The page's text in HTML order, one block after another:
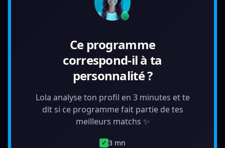
Ce programme
correspond-il à ta
personnalité ?
Lola analyse ton profil en 3 minutes et te
dit si ce programme fait partie de tes
meilleurs matchs ✨
✓ 3 mn